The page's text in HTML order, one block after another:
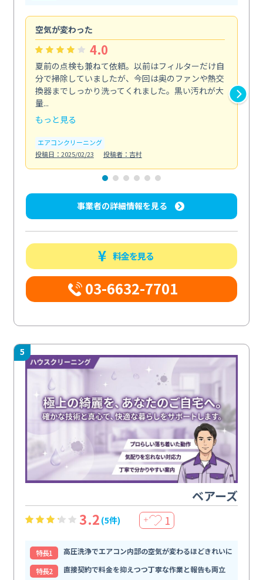
空気が変わった
4.0
夏前の点検も兼ねて依頼。以前はフィルターだけ自
分で掃除していましたが、今回は奥のファンや熱交
換器までしっかり洗ってくれました。黒い汚れが大
量...
もっと見る
エアコンクリーニング
投稿日：2025/02/23
投稿者：吉村
事業者の詳細情報を見る
料金を見る
03-6632-7701
5
ベアーズ
3.2 (5件) ＋ 1
特⻑1
高圧洗浄でエアコン内部の空気が変わるほどきれいに
特⻑2
直接契約で料金を抑えつつ丁寧な作業と報告も両立